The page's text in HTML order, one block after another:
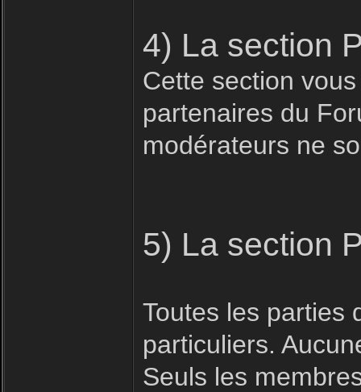
4) La section
Cette section
partenaires du
modérateurs ne
5) La section
Toutes les parties
particuliers.
Seuls les